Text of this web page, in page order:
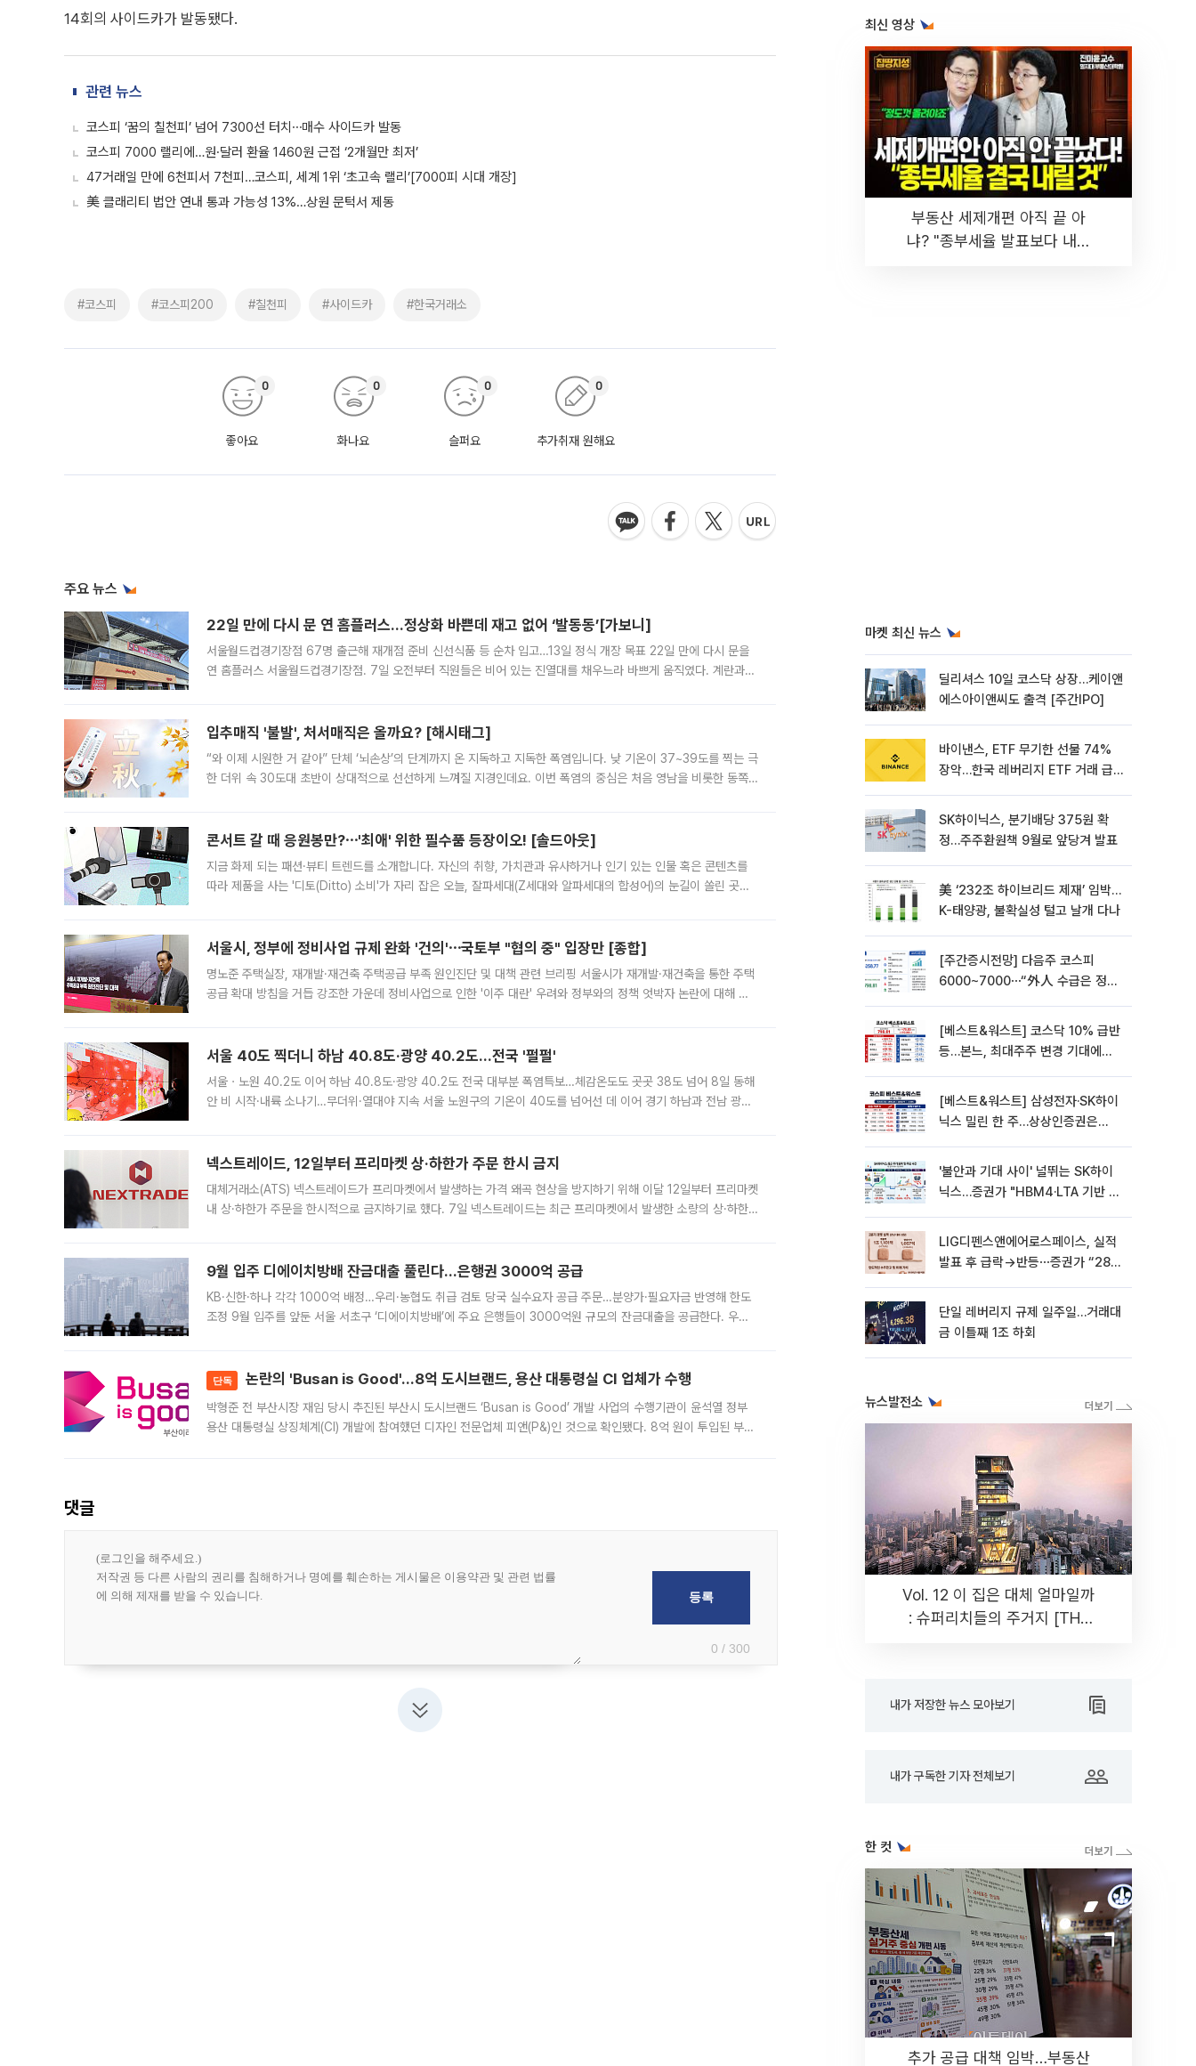
14회의 사이드카가 발동됐다.
관련 뉴스
코스피 ‘꿈의 칠천피’ 넘어 7300선 터치⋯매수 사이드카 발동
코스피 7000 랠리에…원·달러 환율 1460원 근접 ‘2개월만 최저’
47거래일 만에 6천피서 7천피…코스피, 세계 1위 ‘초고속 랠리’[7000피 시대 개장]
美 클래리티 법안 연내 통과 가능성 13%…상원 문턱서 제동
#코스피 #코스피200 #칠천피 #사이드카 #한국거래소
좋아요
0
화나요
0
슬퍼요
0
추가취재 원해요
0
주요 뉴스
22일 만에 다시 문 연 홈플러스…정상화 바쁜데 재고 없어 ‘발동동’[가보니]
서울월드컵경기장점 67명 출근해 재개점 준비 신선식품 등 순차 입고…13일 정식 개장 목표 22일 만에 다시 문을
연 홈플러스 서울월드컵경기장점. 7일 오전부터 직원들은 비어 있는 진열대를 채우느라 바쁘게 움직였다. 계란과
입추매직 '불발', 처서매직은 올까요? [해시태그]
“와 이제 시원한 거 같아” 단체 ‘뇌손상’의 단계까지 온 지독하고 지독한 폭염입니다. 낮 기온이 37~39도를 찍는 극
한 더위 속 30도대 초반이 상대적으로 선선하게 느껴질 지경인데요. 이번 폭염의 중심은 처음 영남을 비롯한 동쪽
콘서트 갈 때 응원봉만?⋯'최애' 위한 필수품 등장이오! [솔드아웃]
지금 화제 되는 패션·뷰티 트렌드를 소개합니다. 자신의 취향, 가치관과 유사하거나 인기 있는 인물 혹은 콘텐츠를
따라 제품을 사는 '디토(Ditto) 소비'가 자리 잡은 오늘, 잘파세대(Z세대와 알파세대의 합성어)의 눈길이 쏠린 곳은
서울시, 정부에 정비사업 규제 완화 '건의'⋯국토부 "협의 중" 입장만 [종합]
명노준 주택실장, 재개발·재건축 주택공급 부족 원인진단 및 대책 관련 브리핑 서울시가 재개발·재건축을 통한 주택
공급 확대 방침을 거듭 강조한 가운데 정비사업으로 인한 '이주 대란' 우려와 정부와의 정책 엇박자 논란에 대해 정
서울 40도 찍더니 하남 40.8도·광양 40.2도…전국 '펄펄'
서울ㆍ노원 40.2도 이어 하남 40.8도·광양 40.2도 전국 대부분 폭염특보…체감온도도 곳곳 38도 넘어 8일 동해
안 비 시작·내륙 소나기…무더위·열대야 지속 서울 노원구의 기온이 40도를 넘어선 데 이어 경기 하남과 전남 광양
넥스트레이드, 12일부터 프리마켓 상·하한가 주문 한시 금지
대체거래소(ATS) 넥스트레이드가 프리마켓에서 발생하는 가격 왜곡 현상을 방지하기 위해 이달 12일부터 프리마켓
내 상·하한가 주문을 한시적으로 금지하기로 했다. 7일 넥스트레이드는 최근 프리마켓에서 발생한 소량의 상·하한
9월 입주 디에이치방배 잔금대출 풀린다…은행권 3000억 공급
KB·신한·하나 각각 1000억 배정…우리·농협도 취급 검토 당국 실수요자 공급 주문…분양가·필요자금 반영해 한도
조정 9월 입주를 앞둔 서울 서초구 ‘디에이치방배’에 주요 은행들이 3000억원 규모의 잔금대출을 공급한다. 우리
단독 논란의 'Busan is Good'…8억 도시브랜드, 용산 대통령실 CI 업체가 수행
박형준 전 부산시장 재임 당시 추진된 부산시 도시브랜드 ‘Busan is Good’ 개발 사업의 수행기관이 윤석열 정부
용산 대통령실 상징체계(CI) 개발에 참여했던 디자인 전문업체 피앤(P&)인 것으로 확인됐다. 8억 원이 투입된 부산
댓글
0 / 300
최신 영상
부동산 세제개편 아직 끝 아
냐? "종부세율 발표보다 내릴
마켓 최신 뉴스
딜리셔스 10일 코스닥 상장…케이앤
에스아이앤씨도 출격 [주간IPO]
바이낸스, ETF 무기한 선물 74%
장악…한국 레버리지 ETF 거래 급
SK하이닉스, 분기배당 375원 확
정…주주환원책 9월로 앞당겨 발표
美 ‘232조 하이브리드 제재’ 임박…
K-태양광, 불확실성 털고 날개 다나
[주간증시전망] 다음주 코스피
6000~7000⋯“外人 수급은 정책
[베스트&워스트] 코스닥 10% 급반
등…본느, 최대주주 변경 기대에
[베스트&워스트] 삼성전자·SK하이
닉스 밀린 한 주…상상인증권은
'불안과 기대 사이' 널뛰는 SK하이
닉스…증권가 "HBM4·LTA 기반 펀
LIG디펜스앤에어로스페이스, 실적
발표 후 급락→반등⋯증권가 “28년
단일 레버리지 규제 일주일…거래대
금 이틀째 1조 하회
뉴스발전소
Vol. 12 이 집은 대체 얼마일까
: 슈퍼리치들의 주거지 [THE
내가 저장한 뉴스 모아보기
내가 구독한 기자 전체보기
한 컷
추가 공급 대책 임박…부동산